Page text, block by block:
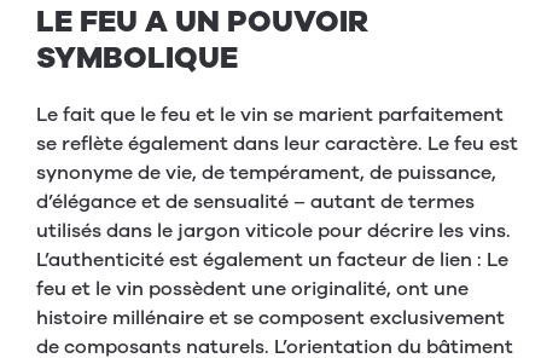
LE FEU A UN POUVOIR
SYMBOLIQUE
Le fait que le feu et le vin se marient parfaitement
se reflète également dans leur caractère. Le feu est
synonyme de vie, de tempérament, de puissance,
d’élégance et de sensualité – autant de termes
utilisés dans le jargon viticole pour décrire les vins.
L’authenticité est également un facteur de lien : Le
feu et le vin possèdent une originalité, ont une
histoire millénaire et se composent exclusivement
de composants naturels. L’orientation du bâtiment